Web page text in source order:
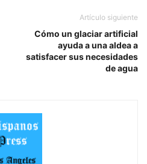
Artículo siguiente
Cómo un glaciar artificial
ayuda a una aldea a
satisfacer sus necesidades
de agua